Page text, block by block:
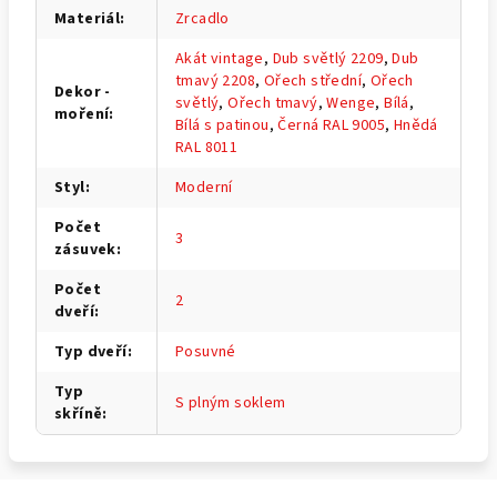
Materiál: Zrcadlo
Dekor -
moření:
Akát vintage, Dub světlý 2209,Dub
tmavý 2208, Ořech střední, Ořech
světlý,Ořech tmavý,Wenge,Bílá,
Bílá s patinou,Černá RAL 9005, Hnědá
RAL 8011
Styl:
Moderní
Počet
zásuvek: 3
Počet
dveří: 2
Typ dveří:
Posuvné
Typ
skříně: S plným soklem